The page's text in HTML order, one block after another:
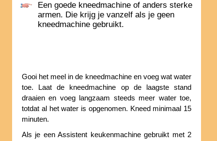
Een goede kneedmachine of anders sterke
armen. Die krijg je vanzelf als je geen
kneedmachine gebruikt.
Gooi het meel in de kneedmachine en voeg wat water
toe. Laat de kneedmachine op de laagste stand
draaien en voeg langzaam steeds meer water toe,
totdat al het water is opgenomen. Kneed minimaal 15
minuten.
Als je een Assistent keukenmachine gebruikt met 2